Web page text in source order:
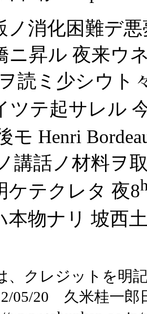
ノ消化困難デ
ニ昇ル 夜来ウ
読ミ少シウト
ツテ起サレル
モ Henri
講話ノ材料ヲ
ケテクレタ 夜8
本物ナリ 坡西
、クレジットを明
05/20 久米桂一郎